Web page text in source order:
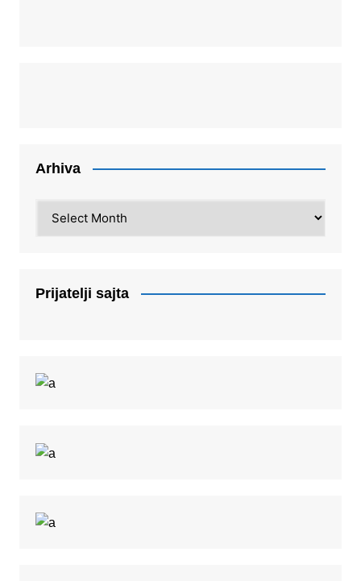
Arhiva
Prijatelji sajta